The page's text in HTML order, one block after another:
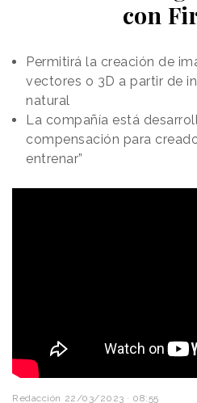
con
Permitirá la creación de
vectores o 3D a partir de
natural
La compañía está
compensación para
entrenar”
Redacción 22/03/2023 · 08:55